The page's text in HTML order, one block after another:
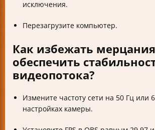
исключения.
Перезагрузите компьютер.
Как избежать
обеспечить
видеопотока?
Измените частоту сети на 50 Гц или
настройках камеры.